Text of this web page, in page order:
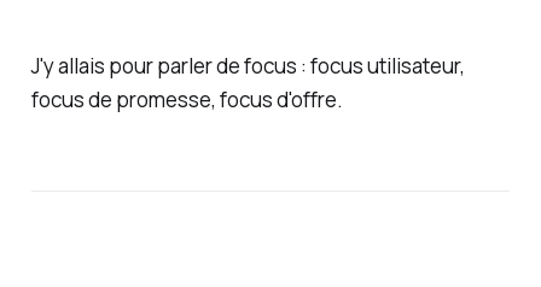
J'y allais pour parler de focus : focus utilisateur,
focus de promesse, focus d'offre.